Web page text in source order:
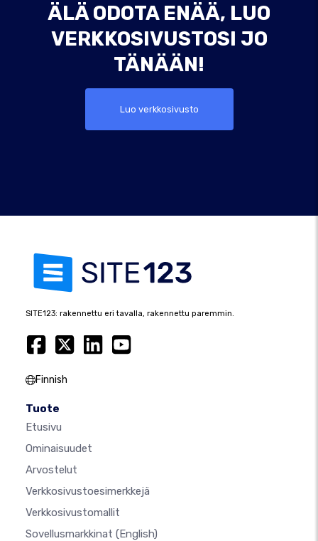
ÄLÄ ODOTA ENÄÄ, LUO
VERKKOSIVUSTOSI JO
TÄNÄÄN!
Luo verkkosivusto
SITE123: rakennettu eri tavalla, rakennettu paremmin.
Finnish
Tuote
Etusivu
Ominaisuudet
Arvostelut
Verkkosivustoesimerkkejä
Verkkosivustomallit
Sovellusmarkkinat (English)